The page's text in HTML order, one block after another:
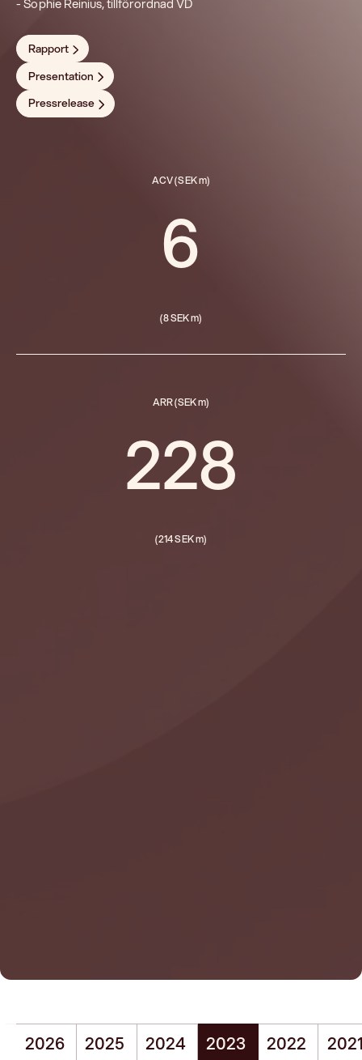
- Sophie Reinius, tillförordnad VD
Rapport
Presentation
Pressrelease
ACV (SEK m)
6
(8 SEK m)
ARR (SEK m)
228
(214 SEK m)
2026 2025 2024 2023 2022